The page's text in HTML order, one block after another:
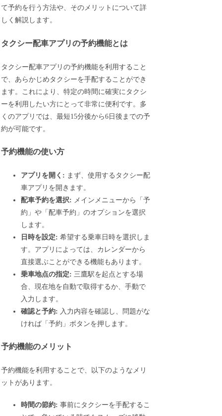
て予約を行う方法や、そのメリットについて詳
しく解説します。
タクシー配車アプリの予約機能とは
タクシー配車アプリの予約機能を利用すること
で、あらかじめタクシーを手配することができ
ます。これにより、特定の時間に確実にタクシ
ーを利用したい方にとって非常に便利です。多
くのアプリでは、最短15分後から6日後までの予
約が可能です。
予約機能の使い方
アプリを開く: まず、使用するタクシー配
車アプリを開きます。
配車予約を選択: メインメニューから「予
約」や「配車予約」のオプションを選択
します。
日時を設定: 希望する乗車日時を選択しま
す。アプリによっては、カレンダーから
直接選ぶことができる機能もあります。
乗車地点の指定: 三鷹駅を起点とする場
合、現在地を自動で取得するか、手動で
入力します。
確認と予約: 入力内容を確認し、問題がな
ければ「予約」ボタンを押します。
予約機能のメリット
予約機能を利用することで、以下のようなメリ
ットがあります。
時間の節約: 事前にタクシーを手配するこ